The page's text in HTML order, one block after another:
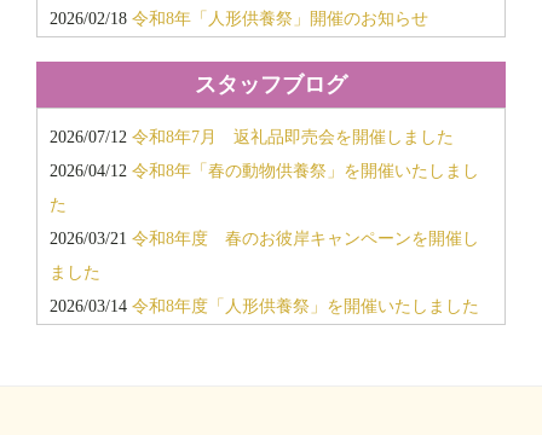
2015年6月
2014年12月
2014年6月
2013年11月
2013年10月
2026/02/18 令和8年「人形供養祭」開催のお知らせ
談会開催のお知らせ
スタッフブログ
2026/07/12 令和8年7月 返礼品即売会を開催しました
2026/04/12 令和8年「春の動物供養祭」を開催いたしまし
た
2026/03/21 令和8年度 春のお彼岸キャンペーンを開催し
ました
2026/03/14 令和8年度「人形供養祭」を開催いたしました